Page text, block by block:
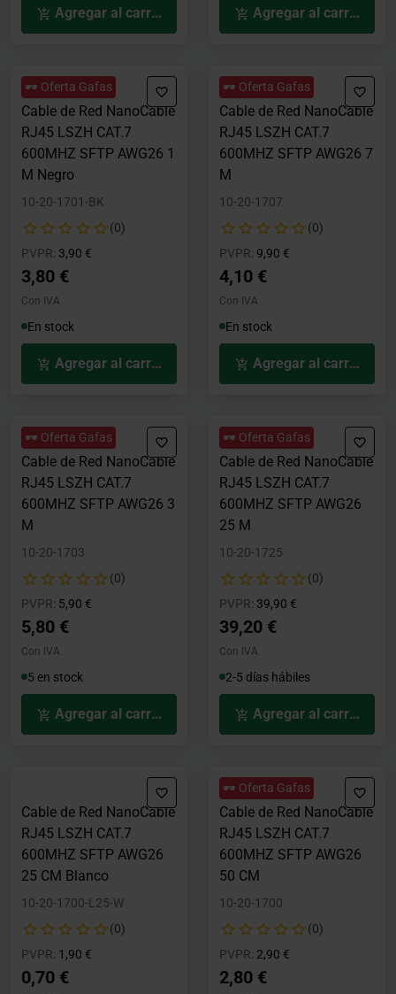
Agregar al carrito Agregar al carrito
🕶️ Oferta Gafas
Cable de Red NanoCable
RJ45 LSZH CAT.7
600MHZ SFTP AWG26 1
M Negro
10-20-1701-BK
(0)
PVPR: Precio rebajado desde
3,90 €
3,80 €
Con IVA
En stock
Agregar al carrito
🕶️ Oferta Gafas
Cable de Red NanoCable
RJ45 LSZH CAT.7
600MHZ SFTP AWG26 7
M
10-20-1707
(0)
PVPR: Precio rebajado desde
9,90 €
4,10 €
Con IVA
En stock
Agregar al carrito
🕶️ Oferta Gafas
Cable de Red NanoCable
RJ45 LSZH CAT.7
600MHZ SFTP AWG26 3
M
10-20-1703
(0)
PVPR: Precio rebajado desde
5,90 €
5,80 €
Con IVA
5 en stock
Agregar al carrito
🕶️ Oferta Gafas
Cable de Red NanoCable
RJ45 LSZH CAT.7
600MHZ SFTP AWG26
25 M
10-20-1725
(0)
PVPR: Precio rebajado desde
39,90 €
39,20 €
Con IVA
2-5 días hábiles
Agregar al carrito
Cable de Red NanoCable
RJ45 LSZH CAT.7
600MHZ SFTP AWG26
25 CM Blanco
10-20-1700-L25-W
(0)
PVPR: Precio rebajado desde
1,90 €
0,70 €
🕶️ Oferta Gafas
Cable de Red NanoCable
RJ45 LSZH CAT.7
600MHZ SFTP AWG26
50 CM
10-20-1700
(0)
PVPR: Precio rebajado desde
2,90 €
2,80 €